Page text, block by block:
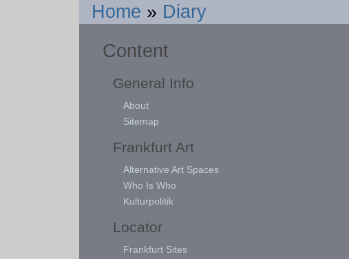
Home » Diary
Content
General Info
About
Sitemap
Frankfurt Art
Alternative Art Spaces
Who Is Who
Kulturpolitik
Locator
Frankfurt Sites